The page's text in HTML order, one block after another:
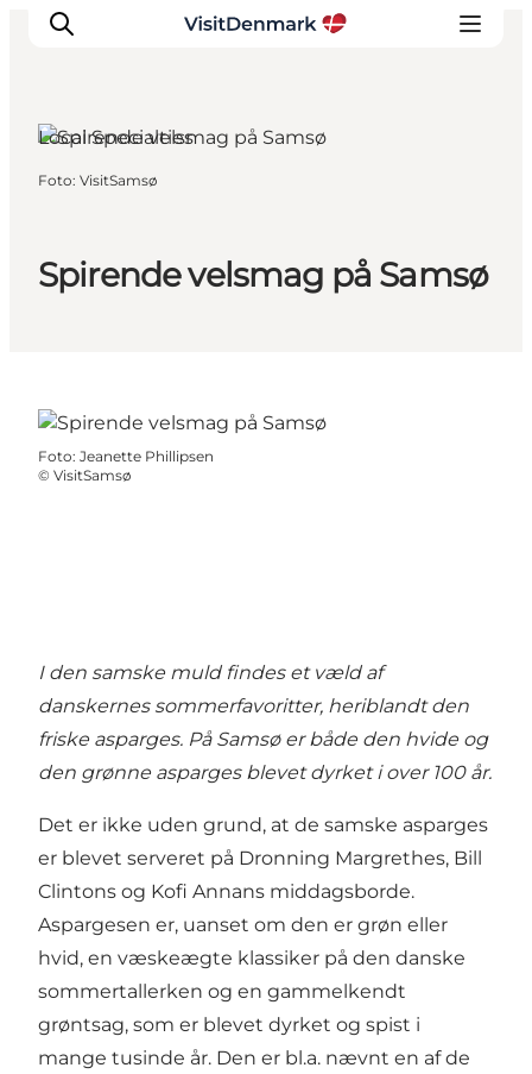
Cosa fare
Dove dormire
Spirende velsmag på Samsø
Local Specialties
Foto: VisitSamsø
Foto: Jeanette Phillipsen
© VisitSamsø
I den samske muld findes et væld af
danskernes sommerfavoritter, heriblandt den
friske asparges. På Samsø er både den hvide og
den grønne asparges blevet dyrket i over 100 år.
Det er ikke uden grund, at de samske asparges
er blevet serveret på Dronning Margrethes, Bill
Clintons og Kofi Annans middagsborde.
Aspargesen er, uanset om den er grøn eller
hvid, en væskeægte klassiker på den danske
sommertallerken og en gammelkendt
grøntsag, som er blevet dyrket og spist i
mange tusinde år. Den er bl.a. nævnt en af de